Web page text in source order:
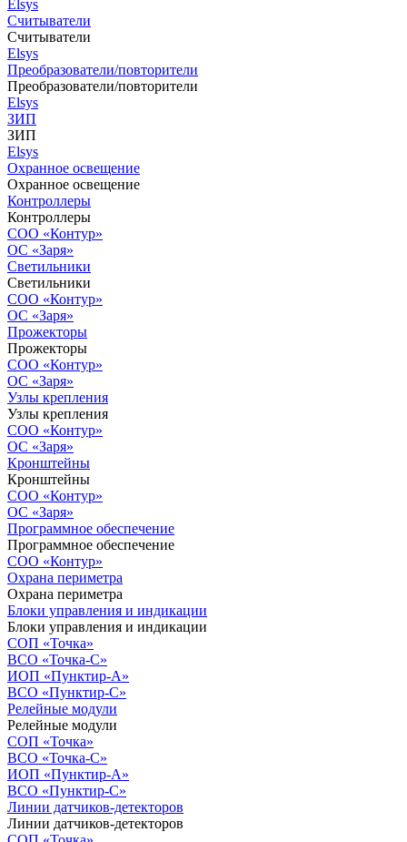
Elsys
Считыватели
Считыватели
Elsys
Преобразователи/повторители
Преобразователи/повторители
Elsys
ЗИП
ЗИП
Elsys
Охранное освещение
Охранное освещение
Контроллеры
Контроллеры
СОО «Контур»
ОС «Заря»
Светильники
Светильники
СОО «Контур»
ОС «Заря»
Прожекторы
Прожекторы
СОО «Контур»
ОС «Заря»
Узлы крепления
Узлы крепления
СОО «Контур»
ОС «Заря»
Кронштейны
Кронштейны
СОО «Контур»
ОС «Заря»
Программное обеспечение
Программное обеспечение
СОО «Контур»
Охрана периметра
Охрана периметра
Блоки управления и индикации
Блоки управления и индикации
СОП «Точка»
ВСО «Точка-С»
ИОП «Пунктир-А»
ВСО «Пунктир-С»
Релейные модули
Релейные модули
СОП «Точка»
ВСО «Точка-С»
ИОП «Пунктир-А»
ВСО «Пунктир-С»
Линии датчиков-детекторов
Линии датчиков-детекторов